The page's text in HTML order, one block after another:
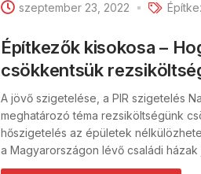
szeptember 23, 2022
Építkezők kisokosa –
csökkentsük
A jövő szigetelése, a PIR szigetelés
meghatározó téma rezsiköltségünk
hőszigetelés az épületek
a Magyarországon lévő családi házak